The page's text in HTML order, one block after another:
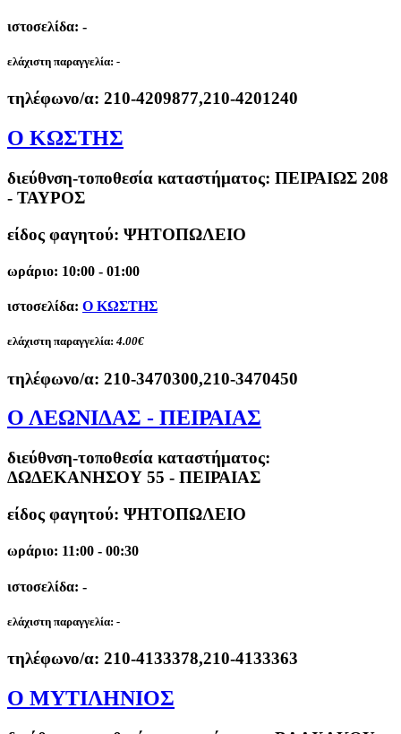
ιστοσελίδα: -
ελάχιστη παραγγελία: -
τηλέφωνο/α: 210-4209877,210-4201240
Ο ΚΩΣΤΗΣ
διεύθνση-τοποθεσία καταστήματος: ΠΕΙΡΑΙΩΣ 208
- ΤΑΥΡΟΣ
είδος φαγητού: ΨΗΤΟΠΩΛΕΙΟ
ωράριο: 10:00 - 01:00
ιστοσελίδα: Ο ΚΩΣΤΗΣ
ελάχιστη παραγγελία: 4.00€
τηλέφωνο/α: 210-3470300,210-3470450
Ο ΛΕΩΝΙΔΑΣ - ΠΕΙΡΑΙΑΣ
διεύθνση-τοποθεσία καταστήματος:
ΔΩΔΕΚΑΝΗΣΟΥ 55 - ΠΕΙΡΑΙΑΣ
είδος φαγητού: ΨΗΤΟΠΩΛΕΙΟ
ωράριο: 11:00 - 00:30
ιστοσελίδα: -
ελάχιστη παραγγελία: -
τηλέφωνο/α: 210-4133378,210-4133363
O ΜΥΤΙΛΗΝΙΟΣ